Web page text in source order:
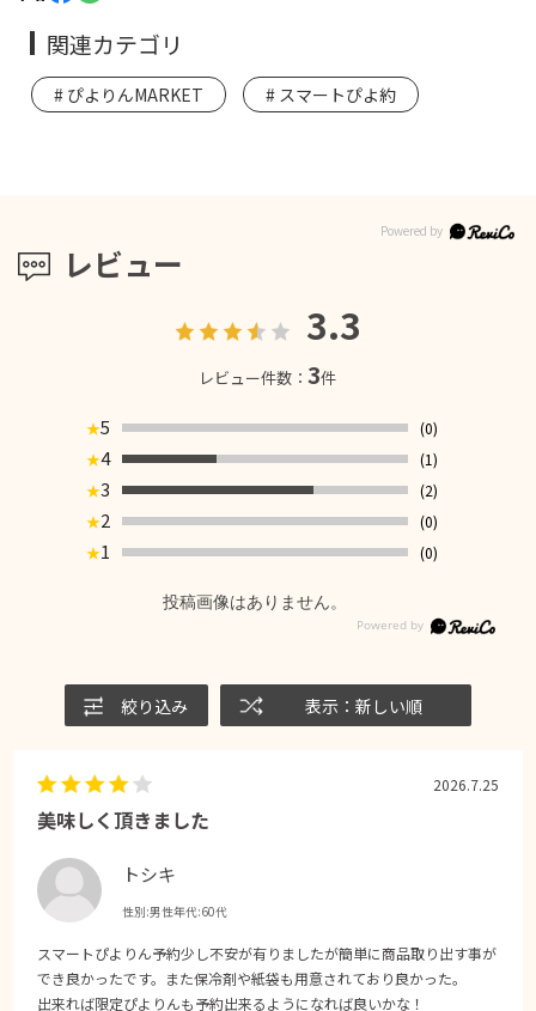
レビュー
3.3
レビュー件数：3件
★5
(0)
★4
(1)
★3
(2)
★2
(0)
★1 (0)
投稿画像はありません。
絞り込み 表示：新しい順
美味しく頂きました
トシキ
性別:男性年代:60代
2026.7.25
スマートぴよりん予約少し不安が有りましたが簡単に商品取り出す事が
でき良かったです。また保冷剤や紙袋も用意されており良かった。
出来れば限定ぴよりんも予約出来るようになれば良いかな！
関連カテゴリ
ぴよりんMARKET スマートぴよ約